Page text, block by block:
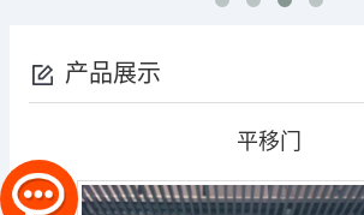
产品展示
平移门